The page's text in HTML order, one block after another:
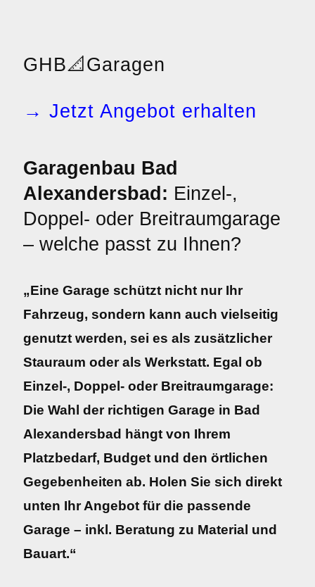
GHB📐 Garagen
→ Jetzt Angebot erhalten
Garagenbau Bad
Alexandersbad: Einzel-,
Doppel- oder Breitraumgarage
– welche passt zu Ihnen?
„Eine Garage schützt nicht nur Ihr
Fahrzeug, sondern kann auch vielseitig
genutzt werden, sei es als zusätzlicher
Stauraum oder als Werkstatt. Egal ob
Einzel-, Doppel- oder Breitraumgarage:
Die Wahl der richtigen Garage in Bad
Alexandersbad hängt von Ihrem
Platzbedarf, Budget und den örtlichen
Gegebenheiten ab. Holen Sie sich direkt
unten Ihr Angebot für die passende
Garage – inkl. Beratung zu Material und
Bauart.“